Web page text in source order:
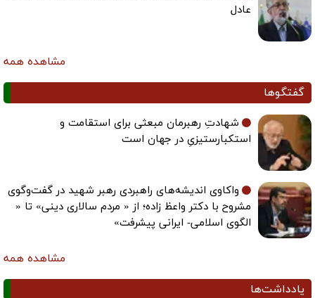
عادل
مشاهده همه
گفتگوها
شهادتِ رهبرمان مبعثی برای استقامت و
استکبارستیزیِ در جهان است
واکاوی اندیشه‌های راهبردی رهبر شهید در گفت‌وگوی
مشروح با دکتر واعظ زاده؛ از « مردم سالاری دینی» تا «
الگوی اسلامی- ایرانی پیشرفت»
مشاهده همه
یادداشت‌ها